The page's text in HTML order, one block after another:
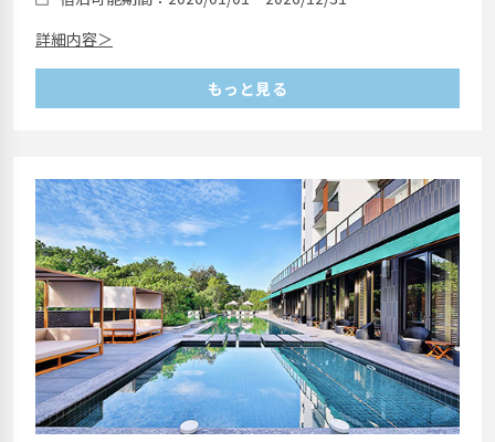
詳細内容＞
もっと見る